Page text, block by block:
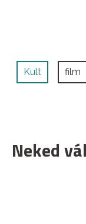
Kult film
Neked